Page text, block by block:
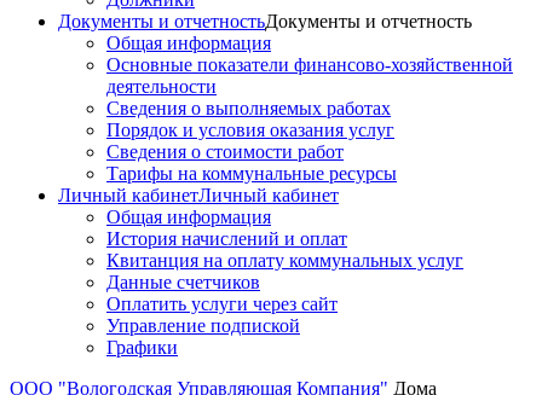
Документы и отчетностьДокументы и отчетность
Общая информация
Основные показатели финансово-хозяйственной
деятельности
Сведения о выполняемых работах
Порядок и условия оказания услуг
Сведения о стоимости работ
Тарифы на коммунальные ресурсы
Личный кабинетЛичный кабинет
Общая информация
История начислений и оплат
Квитанция на оплату коммунальных услуг
Данные счетчиков
Оплатить услуги через сайт
Управление подпиской
Графики
ООО "Вологодская Управляющая Компания" Дома